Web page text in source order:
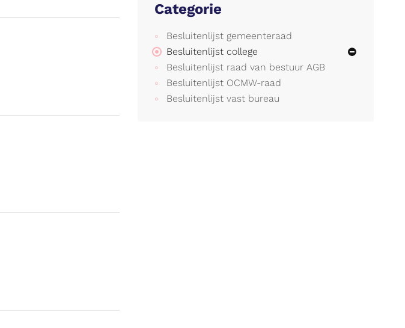
Categorie
Besluitenlijst gemeenteraad
Besluitenlijst college
Besluitenlijst raad van bestuur AGB
Besluitenlijst OCMW-raad
Besluitenlijst vast bureau